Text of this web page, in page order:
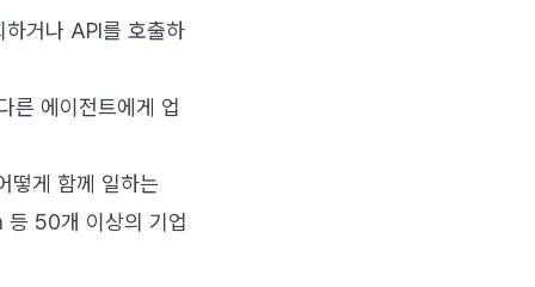
거나 API를 호출하
른 에이전트에게 업
떻게 함께 일하는
50개 이상의 기업